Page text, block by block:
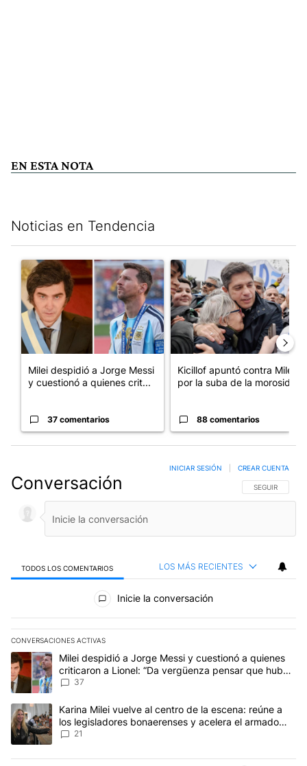
EN ESTA NOTA
Noticias en Tendencia
Un artículo de tendencia con el título "Milei despidió a Jorge
Milei despidió a Jorge Messi
y cuestionó a quienes crit...
37 comentarios
Un artículo de tendencia con
Kicillof apuntó contra Milei
por la suba de la morosida...
88 comentarios
Conversación SIGA ESTA
SEGUIR
INICIAR SESIÓN CREAR CUENTA
TODOS LOS COMENTARIOS LOS MÁS RECIENTES
Todos los comentarios
Inicie la conversación
CONVERSACIONES ACTIVAS
Este listado muestra los artículos con más comentarios en los
Un artículo de tendencia con el título "Milei despidió a Jorge
Milei despidió a Jorge Messi y cuestionó a quienes
criticaron a Lionel: “Da vergüenza pensar que hubo
anti-Messi”
37
Un artículo de tendencia con el título "Karina Milei vuelve al
Karina Milei vuelve al centro de la escena: reúne a
los legisladores bonaerenses y acelera el armado
para 2027
21